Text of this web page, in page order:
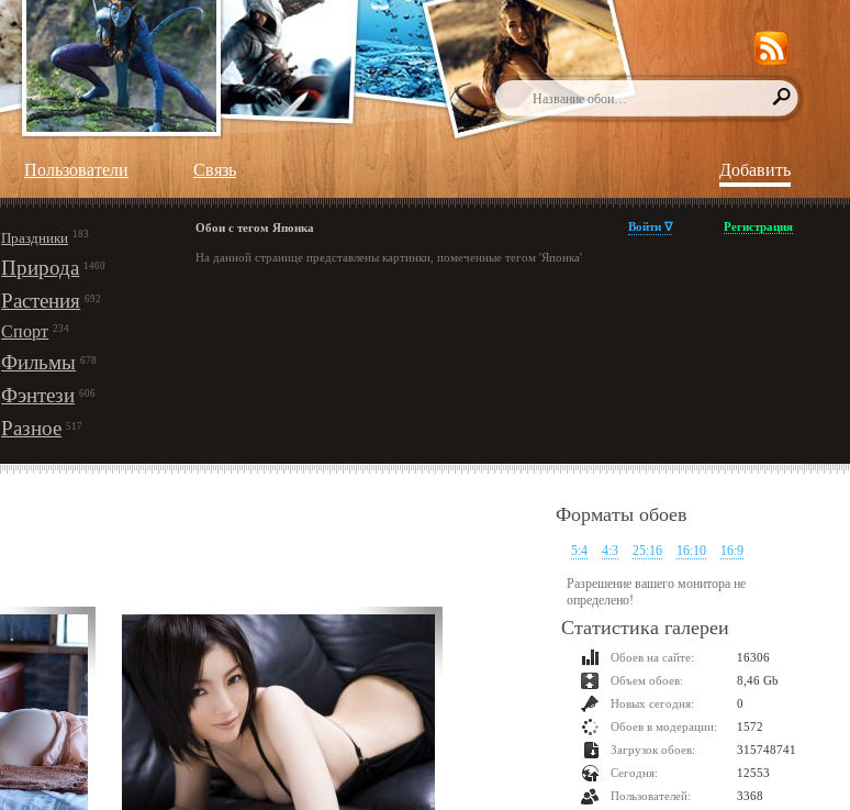
Пользователи Cвязь Добавить
Праздники 183
Природа 1460
Растения 692
Спорт 234
Фильмы 678
Фэнтези 606
Разное 517
Войти ∇ Регистрация
Обои с тегом Японка
На данной странице представлены картинки, помеченные тегом 'Японка'
Форматы обоев
5:4 4:3 25:16 16:10 16:9
Разрешение вашего монитора не
определено!
Статистика галереи
Обоев на сайте:
16306
Объем обоев:
8,46 Gb
Новых сегодня:
0
Обоев в модерации:
1572
Загрузок обоев:
315748741
Сегодня:
12553
Пользователей:
3368